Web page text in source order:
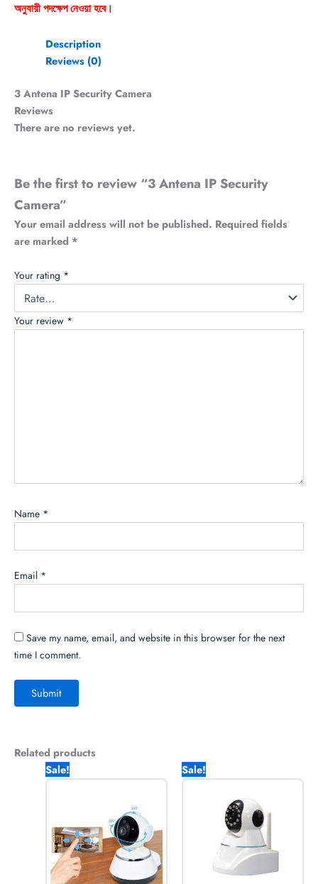
অনুযায়ী পদক্ষেপ নেওয়া হবে।
Description
Reviews (0)
3 Antena IP Security Camera
Reviews
There are no reviews yet.
Be the first to review “3 Antena IP Security
Camera”
Your email address will not be published. Required fields
are marked *
Your rating *
Your review *
Name *
Email *
Save my name, email, and website in this browser for the next
time I comment.
Related products
Sale!
price
price
Sale!
price
3,550.00৳ .
price